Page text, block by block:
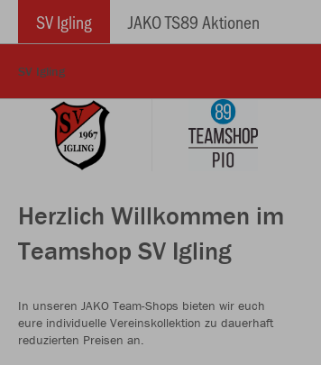
SV Igling JAKO TS89 Aktionen
SV Igling
Herzlich Willkommen im
Teamshop SV Igling
In unseren JAKO Team-Shops bieten wir euch
eure individuelle Vereinskollektion zu dauerhaft
reduzierten Preisen an.